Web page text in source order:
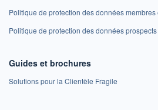
Politique de protection des données membres
Politique de protection des données prospects
Guides et brochures
Solutions pour la Clientèle Fragile